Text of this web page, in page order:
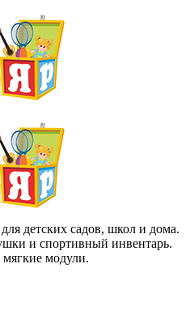
детских садов, школ и дома.
и спортивный инвентарь.
модули.